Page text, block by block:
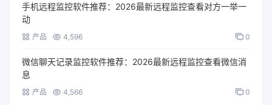
手机远程监控软件推荐：2026最新远程监控查看对方一举一
动
产品 4,596 0
微信聊天记录监控软件推荐：2026最新远程监控查看微信消
息
产品 4,566 0